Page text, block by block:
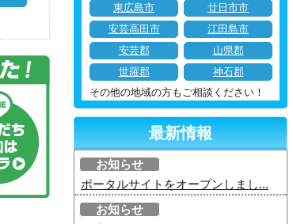
東広島市
廿日市市
安芸高田市
江田島市
安芸郡
山県郡
世羅郡
神石郡
その他の地域の方もご相談ください！
最新情報
お知らせ
ポータルサイトをオープンしまし...
お知らせ